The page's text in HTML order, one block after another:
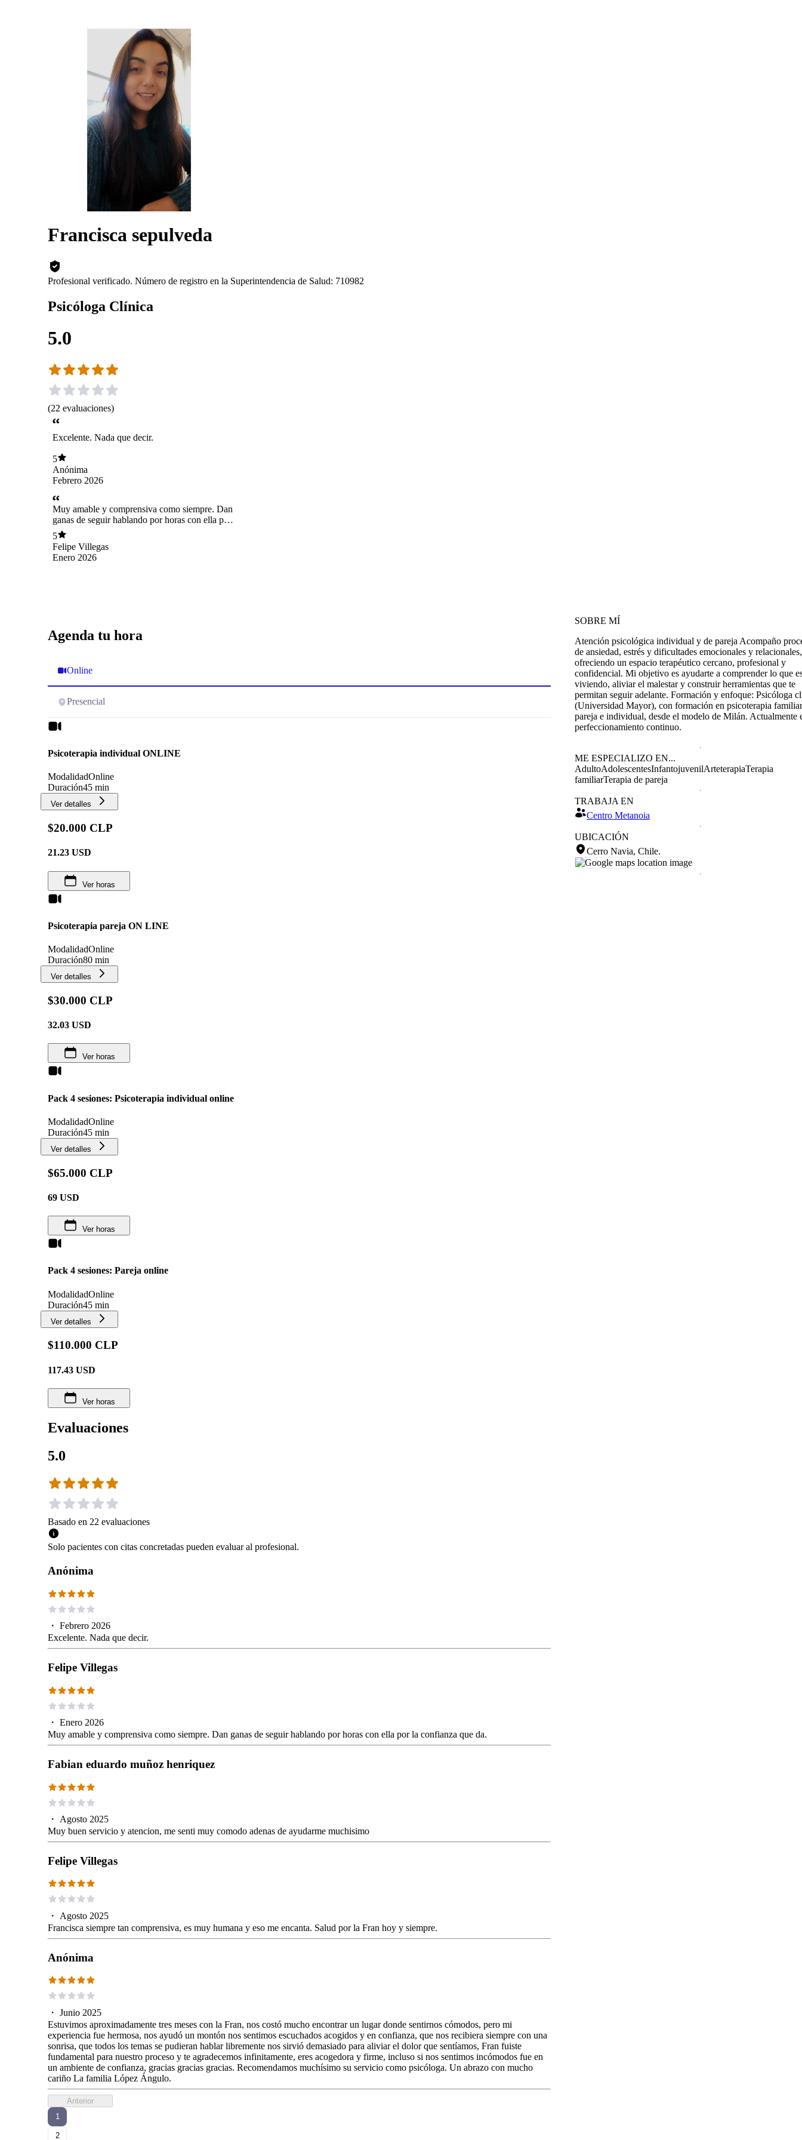
Francisca sepulveda
Profesional verificado. Número de registro en la Superintendencia de Salud: 710982
Psicóloga Clínica
5.0
(22 evaluaciones)
Excelente. Nada que decir.
5
Anónima
Febrero 2026
Muy amable y comprensiva como siempre. Dan
ganas de seguir hablando por horas con ella por
la confianza que da.
5
Felipe Villegas
Enero 2026
Agenda tu hora
Online
Presencial
Psicoterapia individual ONLINE
ModalidadOnline
Duración45 min
Ver detalles
$20.000 CLP
21.23 USD
Ver horas
Psicoterapia pareja ON LINE
ModalidadOnline
Duración80 min
Ver detalles
$30.000 CLP
32.03 USD
Ver horas
Pack 4 sesiones: Psicoterapia individual online
ModalidadOnline
Duración45 min
Ver detalles
$65.000 CLP
69 USD
Ver horas
Pack 4 sesiones: Pareja online
ModalidadOnline
Duración45 min
Ver detalles
$110.000 CLP
117.43 USD
Ver horas
Evaluaciones
5.0
Basado en 22 evaluaciones
Solo pacientes con citas concretadas pueden evaluar al profesional.
Anónima
・ Febrero 2026
Excelente. Nada que decir.
Felipe Villegas
・ Enero 2026
Muy amable y comprensiva como siempre. Dan ganas de seguir hablando por horas con ella por la confianza que da.
Fabian eduardo muñoz henriquez
・ Agosto 2025
Muy buen servicio y atencion, me senti muy comodo adenas de ayudarme muchisimo
Felipe Villegas
・ Agosto 2025
Francisca siempre tan comprensiva, es muy humana y eso me encanta. Salud por la Fran hoy y siempre.
Anónima
・ Junio 2025
Estuvimos aproximadamente tres meses con la Fran, nos costó mucho encontrar un lugar donde sentirnos cómodos, pero mi
experiencia fue hermosa, nos ayudó un montón nos sentimos escuchados acogidos y en confianza, que nos recibiera siempre con una
sonrisa, que todos los temas se pudieran hablar libremente nos sirvió demasiado para aliviar el dolor que sentíamos, Fran fuiste
fundamental para nuestro proceso y te agradecemos infinitamente, eres acogedora y firme, incluso si nos sentimos incómodos fue en
un ambiente de confianza, gracias gracias gracias. Recomendamos muchísimo su servicio como psicóloga. Un abrazo con mucho
cariño La familia López Ángulo.
Anterior
1
2
SOBRE MÍ
Atención psicológica individual y de pareja Acompaño
de ansiedad, estrés y dificultades emocionales y relacionales,
ofreciendo un espacio terapéutico cercano, profesional y
confidencial. Mi objetivo es ayudarte a comprender lo que
viviendo, aliviar el malestar y construir herramientas que te
permitan seguir adelante. Formación y enfoque: Psicóloga
(Universidad Mayor), con formación en psicoterapia
pareja e individual, desde el modelo de Milán. Actualmente
perfeccionamiento continuo.
ME ESPECIALIZO EN...
AdultoAdolescentesInfantojuvenilArteterapiaTerapia
familiarTerapia de pareja
TRABAJA EN
Centro Metanoia
UBICACIÓN
Cerro Navia, Chile.